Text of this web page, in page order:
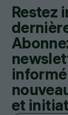
Restez
et